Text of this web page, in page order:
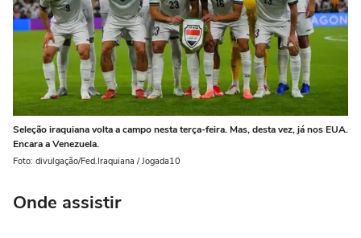
Seleção iraquiana volta a campo nesta terça-feira. Mas, desta vez, já nos EUA.
Encara a Venezuela.
Foto: divulgação/Fed.Iraquiana / Jogada10
Onde assistir